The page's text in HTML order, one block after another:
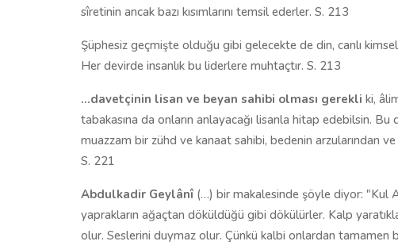
sîretinin ancak bazı kısımlarını temsil ederler. S. 213
Şüphesiz geçmişte olduğu gibi gelecekte de din, canlı
Her devirde insanlık bu liderlere muhtaçtır. S. 213
…davetçinin lisan ve beyan sahibi olması gerekli ki,
tabakasına da onların anlayacağı lisanla hitap edebilsin.
muazzam bir zühd ve kanaat sahibi, bedenin arzularından
S. 221
Abdulkadir Geylânî (…) bir makalesinde şöyle diyor: "Kul
yaprakların ağaçtan döküldüğü gibi dökülürler. Kalp
olur. Seslerini duymaz olur. Çünkü kalbi onlardan tamamen